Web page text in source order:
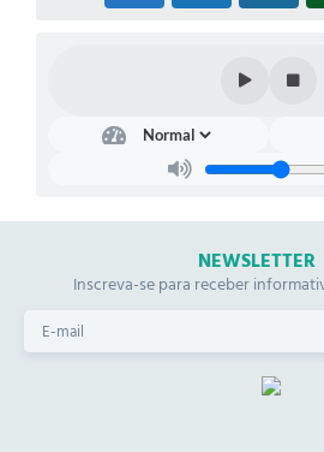
NEWSLETTER
Inscreva-se para receber